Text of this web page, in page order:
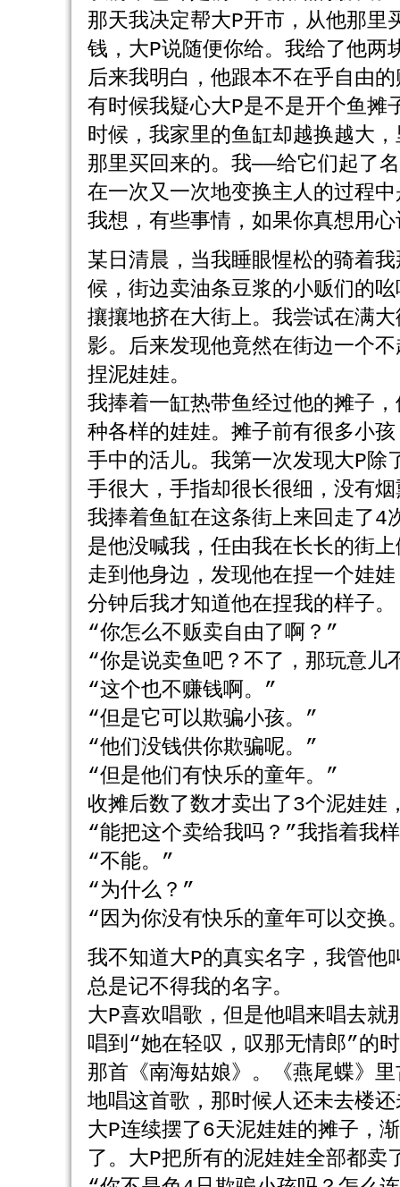
那天我决定帮大P开市，从他那
钱，大P说随便你给。我给了他两
后来我明白，他跟本不在乎自由
有时候我疑心大P是不是开个鱼摊
时候，我家里的鱼缸却越换越大
那里买回来的。我――给它们起了
在一次又一次地变换主人的过程
我想，有些事情，如果你真想用
某日清晨，当我睡眼惺松的骑着
候，街边卖油条豆浆的小贩们的
攘攘地挤在大街上。我尝试在满
影。后来发现他竟然在街边一个
捏泥娃娃。
我捧着一缸热带鱼经过他的摊子
种各样的娃娃。摊子前有很多小
手中的活儿。我第一次发现大P
手很大，手指却很长很细，没有
我捧着鱼缸在这条街上来回走了4
是他没喊我，任由我在长长的街
走到他身边，发现他在捏一个娃
分钟后我才知道他在捏我的样子。
“你怎么不贩卖自由了啊？”
“你是说卖鱼吧？不了，那玩意儿
“这个也不赚钱啊。”
“但是它可以欺骗小孩。”
“他们没钱供你欺骗呢。”
“但是他们有快乐的童年。”
收摊后数了数才卖出了3个泥娃娃
“能把这个卖给我吗？”我指着我
“不能。”
“为什么？”
“因为你没有快乐的童年可以交换
我不知道大P的真实名字，我管他
总是记不得我的名字。
大P喜欢唱歌，但是他唱来唱去就
唱到“她在轻叹，叹那无情郎”的
那首《南海姑娘》。《燕尾蝶》
地唱这首歌，那时候人还未去楼
大P连续摆了6天泥娃娃的摊子，
了。大P把所有的泥娃娃全部都卖